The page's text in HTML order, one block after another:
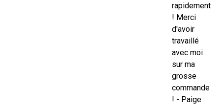
rapidement
! Merci
d'avoir
travaillé
avec moi
sur ma
grosse
commande
! - Paige